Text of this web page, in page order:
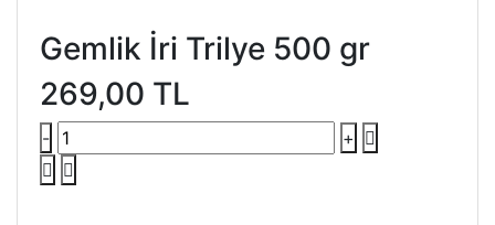
Gemlik İri Trilye 500 gr
269,00 TL
- +